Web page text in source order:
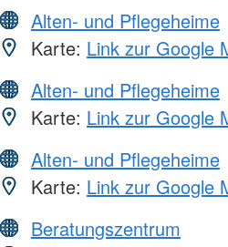
Alten- und Pflegeheime
Karte: Link zur Google
Alten- und Pflegeheime
Karte: Link zur Google
Alten- und Pflegeheime
Karte: Link zur Google
Beratungszentrum